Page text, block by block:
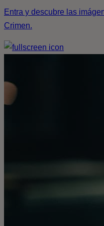
Entra y descubre las
Crimen.